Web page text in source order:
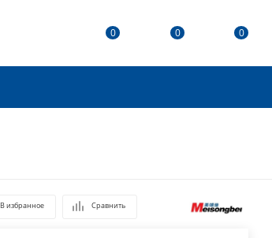
0 0 0
В избранное Сравнить